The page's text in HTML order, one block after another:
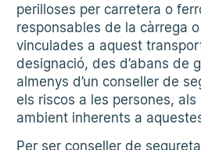
perilloses per carretera o
responsables de la càrrega
vinculades a aquest
designació, des d’abans de
almenys d’un conseller de
els riscos a les persones,
ambient inherents a
Per ser conseller de